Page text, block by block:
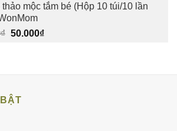
mộc tắm bé (Hộp 10 túi/10 lần
₫ Giá
50.000₫Giá